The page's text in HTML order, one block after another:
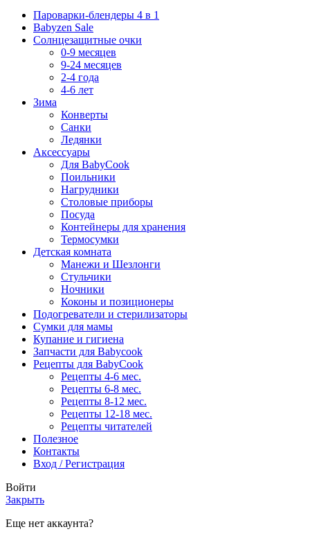
Пароварки-блендеры 4 в 1
Babyzen Sale
Солнцезащитные очки
0-9 месяцев
9-24 месяцев
2-4 года
4-6 лет
Зима
Конверты
Санки
Ледянки
Аксессуары
Для BabyCook
Поильники
Нагрудники
Столовые приборы
Посуда
Контейнеры для хранения
Термосумки
Детская комната
Манежи и Шезлонги
Стульчики
Ночники
Коконы и позиционеры
Подогреватели и стерилизаторы
Сумки для мамы
Купание и гигиена
Запчасти для Babycook
Рецепты для BabyCook
Рецепты 4-6 мес.
Рецепты 6-8 мес.
Рецепты 8-12 мес.
Рецепты 12-18 мес.
Рецепты читателей
Полезное
Контакты
Вход / Регистрация
Войти
Закрыть
Еще нет аккаунта?